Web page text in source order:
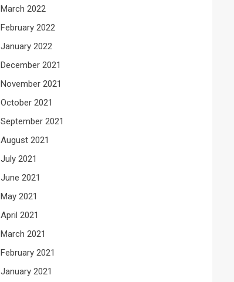
March 2022
February 2022
January 2022
December 2021
November 2021
October 2021
September 2021
August 2021
July 2021
June 2021
May 2021
April 2021
March 2021
February 2021
January 2021